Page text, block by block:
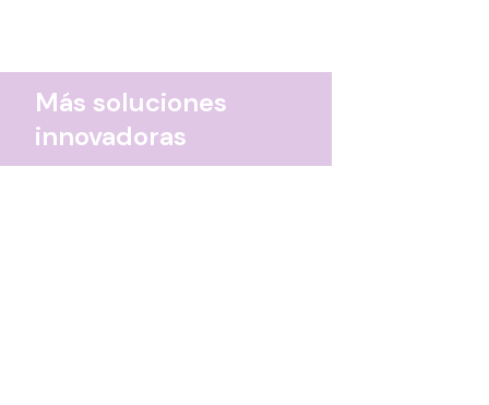
Más soluciones
innovadoras